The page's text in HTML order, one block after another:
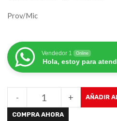
Prov/Mic
Vendedor 1 Online
Hola, estoy para
+
- AÑADIR
COMPRA AHORA